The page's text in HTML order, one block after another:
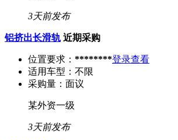
3天前发布
铝挤出长滑轨 近期采购
位置要求： ********登录查看
适用车型： 不限
采购量： 面议
某外资一级
3天前发布